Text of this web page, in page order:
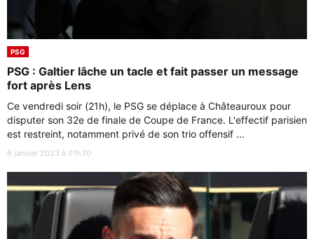
PSG
PSG : Galtier lâche un tacle et fait passer un message
fort après Lens
Ce vendredi soir (21h), le PSG se déplace à Châteauroux pour
disputer son 32e de finale de Coupe de France. L'effectif parisien
est restreint, notamment privé de son trio offensif ...
6 janvier 2023 à 01h30